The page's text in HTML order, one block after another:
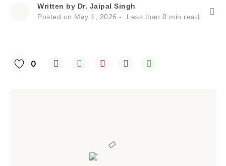
Written by Dr. Jaipal Singh
Posted on May 1, 2026 Less than 0 min read
0